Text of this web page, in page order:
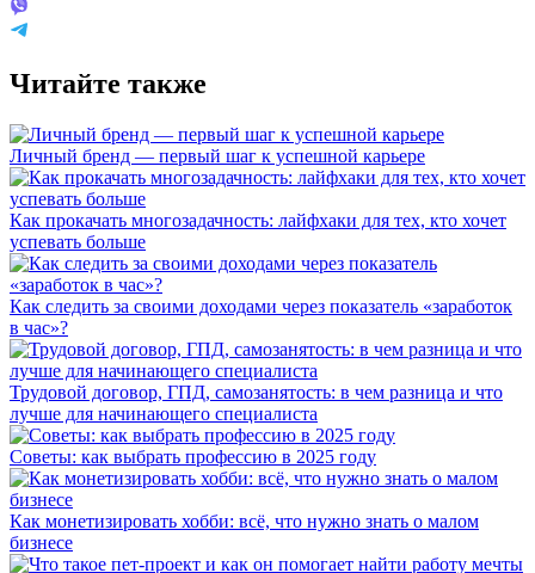
Читайте также
Личный бренд — первый шаг к успешной карьере
Как прокачать многозадачность: лайфхаки для тех, кто хочет
успевать больше
Как следить за своими доходами через показатель «заработок
в час»?
Трудовой договор, ГПД, самозанятость: в чем разница и что
лучше для начинающего специалиста
Советы: как выбрать профессию в 2025 году
Как монетизировать хобби: всё, что нужно знать о малом
бизнесе